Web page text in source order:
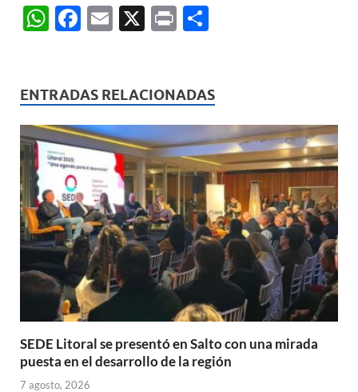
W
s
A
p
p
F
b
o
o
k
E
X
P
p
ar
ti
r
ENTRADAS RELACIONADAS
SEDE Litoral se presentó en Salto con una mirada
puesta en el desarrollo de la región
7 agosto, 2026